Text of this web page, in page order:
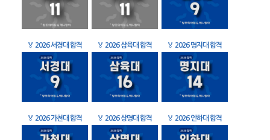
🏅 2026 서경대 합격 🏅 2026 삼육대 합격 🏅 2026 명지대 합격
🏅 2026 가천대 합격 🏅 2026 상명대 합격 🏅 2026 인하대 합격